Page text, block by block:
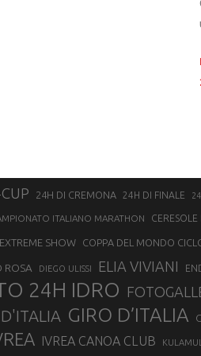
24H DI CREMONA 24H DI FINALE
ITALIANO MARATHON CERESOLE
SHOW COPPA DEL MONDO
ROSA DIEGO ULISSI ELIA VIVIANI
24H IDRO
GIRO D’ITALIA
IVREA CANOA CLUB